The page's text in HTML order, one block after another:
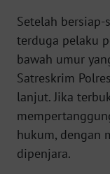
Setelah bersiap-
terduga pelaku
bawah umur
Satreskrim
lanjut. Jika
hukum, dengan
dipenjara.
WN
RIAU
WN
SERAMBI
WN
JAMBI